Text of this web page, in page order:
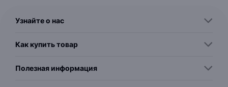
Узнайте о нас
Как купить товар
Полезная информация